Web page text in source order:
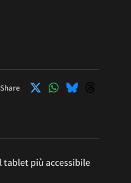
Share
tablet più accessibile